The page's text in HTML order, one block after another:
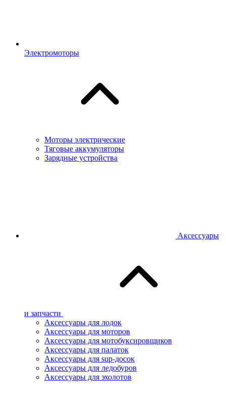
Электромоторы
Моторы электрические
Тяговые аккумуляторы
Зарядные устройства
Аксессуары
и запчасти
Аксессуары для лодок
Аксессуары для моторов
Аксессуары для мотобуксировщиков
Аксессуары для палаток
Аксессуары для sup-досок
Аксессуары для ледобуров
Аксессуары для эхолотов